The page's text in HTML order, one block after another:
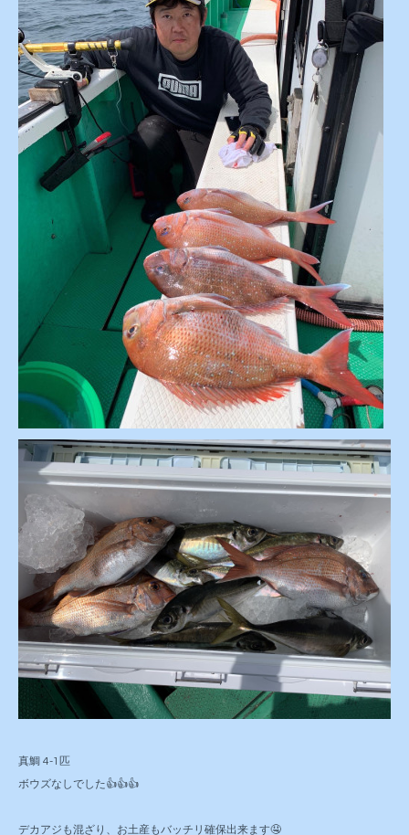
真鯛 4-1匹
ボウズなしでした👍👍👍
デカアジも混ざり、お土産もバッチリ確保出来ます🤤